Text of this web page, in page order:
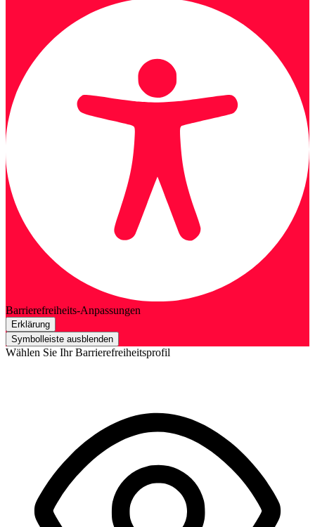
Barrierefreiheits-Anpassungen
Erklärung
Symbolleiste ausblenden
Wählen Sie Ihr Barrierefreiheitsprofil